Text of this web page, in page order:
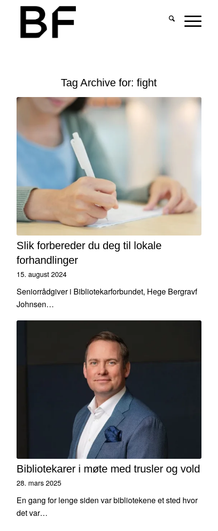
Tag Archive for:fight
Slik forbereder du deg til lokale
forhandlinger
15. august 2024
Seniorrådgiver i Bibliotekarforbundet, Hege Bergravf
Johnsen…
Bibliotekarer i møte med trusler og vold
28. mars 2025
En gang for lenge siden var bibliotekene et sted hvor
det var…